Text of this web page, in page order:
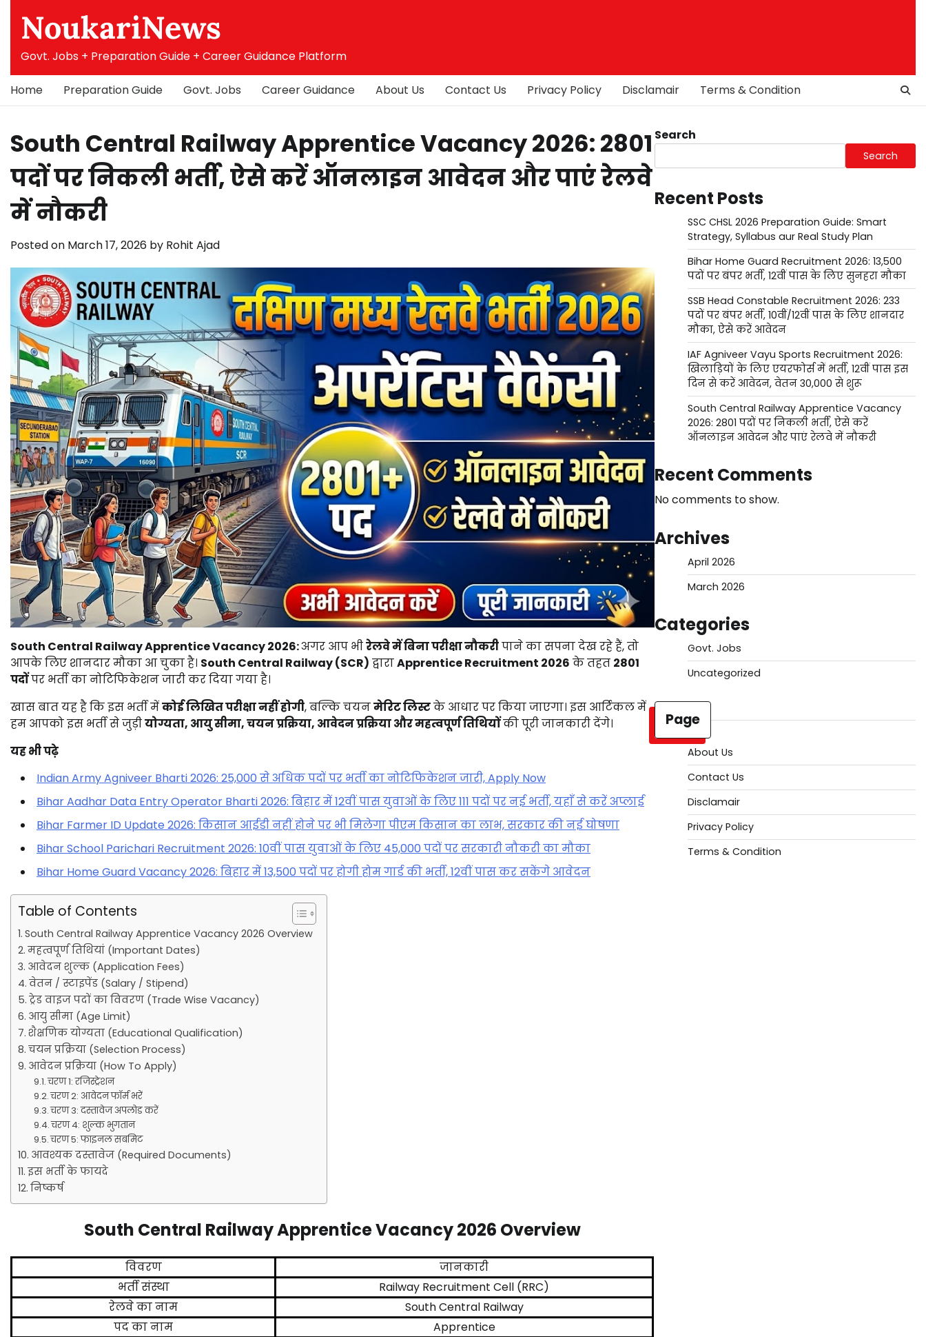
contentNoukariNews
Govt. Jobs + Preparation Guide + Career Guidance Platform
Home Preparation Guide Govt. Jobs Career Guidance About Us Contact Us Privacy Policy Disclamair Terms & Condition
South Central Railway Apprentice Vacancy 2026: 2801
पदों पर निकली भर्ती, ऐसे करें ऑनलाइन आवेदन और पाएं रेलवे
में नौकरी
Posted on March 17, 2026 by Rohit Ajad
South Central Railway Apprentice Vacancy 2026:अगर आप भीरेलवेमेंबिनापरीक्षानौकरीपानेकासपनादेखरहेहैं,तो
आपकेलिए शानदारमौका आचुकाहै। South Central Railway (SCR) द्वाराApprenticeRecruitment 2026 केतहत 2801
पदोंपर भर्तीकानोटिफिकेशनजारीकरदियागयाहै।
खासबातयहहैकिइस भर्तीमेंकोईलिखितपरीक्षानहींहोगी,बल्किचयनमेरिटलिस्टके आधारपरकियाजाएगा। इस आर्टिकलमें
हम आपकोइस भर्तीसेजुड़ीयोग्यता, आयुसीमा,चयनप्रक्रिया, आवेदनप्रक्रियाऔरमहत्वपूर्णतिथियोंकीपूरीजानकारीदेंगे।
यह भी पढ़े
Indian Army Agniveer Bharti 2026: 25,000 से अधिक पदों पर भर्ती का नोटिफिकेशन जारी, Apply Now
Bihar Aadhar Data Entry Operator Bharti 2026: बिहार में 12वीं पास युवाओं के लिए 111 पदों पर नई भर्ती, यहाँ से करें अप्लाई
Bihar Farmer ID Update 2026: किसान आईडी नहीं होने पर भी मिलेगा पीएम किसान का लाभ, सरकार की नई घोषणा
Bihar School Parichari Recruitment 2026: 10वीं पास युवाओं के लिए 45,000 पदों पर सरकारी नौकरी का मौका
Bihar Home Guard Vacancy 2026: बिहार में 13,500 पदों पर होगी होम गार्ड की भर्ती, 12वीं पास कर सकेंगे आवेदन
Table of Contents
South Central Railway Apprentice Vacancy 2026 Overview
महत्वपूर्ण तिथियां (Important Dates)
आवेदन शुल्क (Application Fees)
वेतन / स्टाइपेंड (Salary / Stipend)
ट्रेड वाइज पदों का विवरण (Trade Wise Vacancy)
आयु सीमा (Age Limit)
शैक्षणिक योग्यता (Educational Qualification)
चयन प्रक्रिया (Selection Process)
आवेदन प्रक्रिया (How To Apply)
चरण 1: रजिस्ट्रेशन
चरण 2: आवेदन फॉर्म भरें
चरण 3: दस्तावेज अपलोड करें
चरण 4: शुल्क भुगतान
चरण 5: फाइनल सबमिट
आवश्यक दस्तावेज (Required Documents)
इस भर्ती के फायदे
निष्कर्ष
South Central Railway Apprentice Vacancy 2026 Overview
विवरण
जानकारी
भर्ती संस्था
Railway Recruitment Cell (RRC)
रेलवे का नाम
South Central Railway
पद का नाम
Apprentice
Search
Search
Recent Posts
SSC CHSL 2026 Preparation Guide: Smart
Strategy, Syllabus aur Real Study Plan
Bihar Home Guard Recruitment 2026: 13,500
पदों पर बंपर भर्ती, 12वीं पास के लिए सुनहरा मौका
SSB Head Constable Recruitment 2026: 233
पदों पर बंपर भर्ती, 10वीं/12वीं पास के लिए शानदार
मौका, ऐसे करें आवेदन
IAF Agniveer Vayu Sports Recruitment 2026:
खिलाड़ियों के लिए एयरफोर्स में भर्ती, 12वीं पास इस
दिन से करें आवेदन, वेतन 30,000 से शुरू
South Central Railway Apprentice Vacancy
2026: 2801 पदों पर निकली भर्ती, ऐसे करें
ऑनलाइन आवेदन और पाएं रेलवे में नौकरी
Recent Comments
No comments to show.
Archives
April 2026
March 2026
Categories
Govt. Jobs
Uncategorized
Page
About Us
Contact Us
Disclamair
Privacy Policy
Terms & Condition